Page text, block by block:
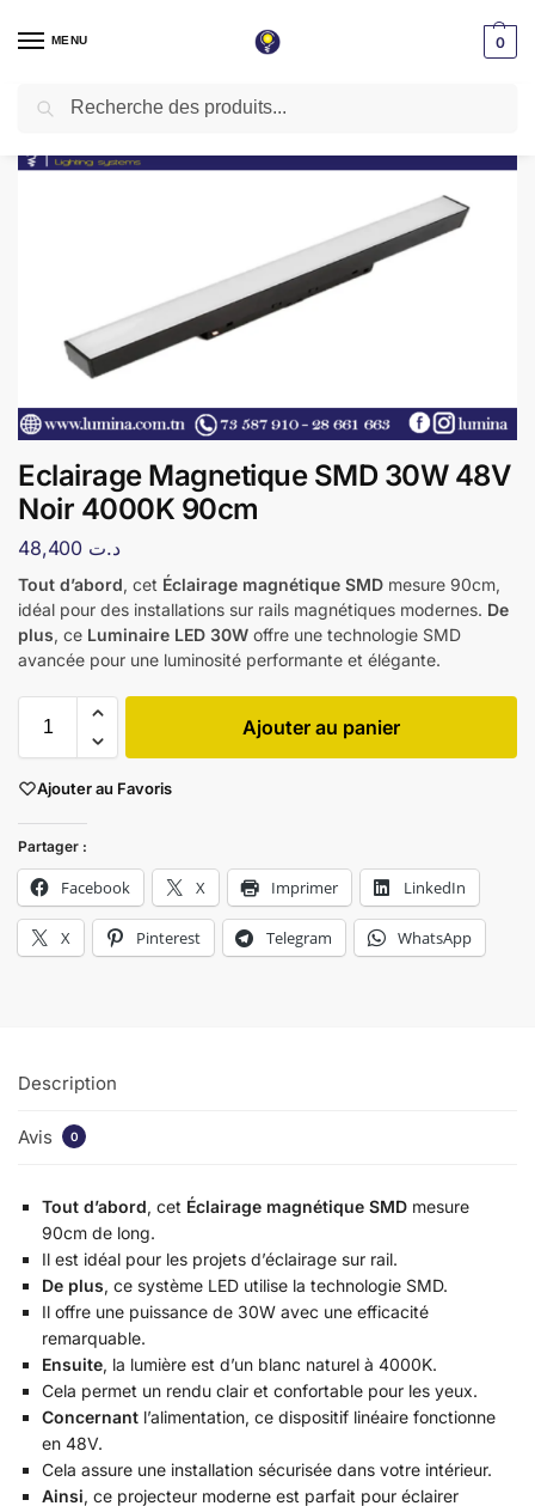
MENU 0
Accueil / Éclairage magnétique / Eclairage Magnetique SMD 30W 48V Noir 4000K 90cm
Eclairage Magnetique SMD 30W 48V
Noir 4000K 90cm
د.ت
Tout d’abord, cet Éclairage magnétique SMD mesure 90cm,
idéal pour des installations sur rails magnétiques modernes. De
plus, ce Luminaire LED 30W offre une technologie SMD
avancée pour une luminosité performante et élégante.
Ajouter au panier
Ajouter au Favoris
Partager :
Facebook X Imprimer LinkedIn
X Pinterest Telegram WhatsApp
Description
Avis 0
Tout d’abord, cet Éclairage magnétique SMD mesure
90cm de long.
Il est idéal pour les projets d’éclairage sur rail.
De plus, ce système LED utilise la technologie SMD.
Il offre une puissance de 30W avec une efficacité
remarquable.
Ensuite, la lumière est d’un blanc naturel à 4000K.
Cela permet un rendu clair et confortable pour les yeux.
Concernant l’alimentation, ce dispositif linéaire fonctionne
en 48V.
Cela assure une installation sécurisée dans votre intérieur.
Ainsi, ce projecteur moderne est parfait pour éclairer